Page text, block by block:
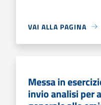
VAI ALLA PAGINA
Messa in
invio analisi per